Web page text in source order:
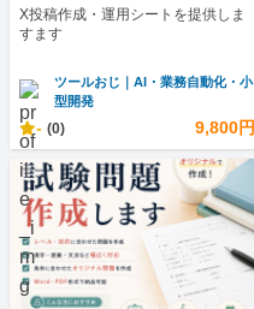
X投稿作成・運用シートを提供しま
すます
ツールおじ｜AI・業務自動化・小
型開発
- (0) 9,800円